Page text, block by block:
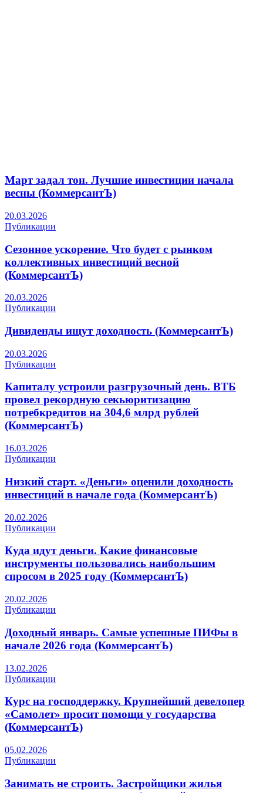
Март задал тон. Лучшие инвестиции начала
весны (КоммерсантЪ)
20.03.2026
Публикации
Сезонное ускорение. Что будет с рынком
коллективных инвестиций весной
(КоммерсантЪ)
20.03.2026
Публикации
Дивиденды ищут доходность (КоммерсантЪ)
20.03.2026
Публикации
Капиталу устроили разгрузочный день. ВТБ
провел рекордную секьюритизацию
потребкредитов на 304,6 млрд рублей
(КоммерсантЪ)
16.03.2026
Публикации
Низкий старт. «Деньги» оценили доходность
инвестиций в начале года (КоммерсантЪ)
20.02.2026
Публикации
Куда идут деньги. Какие финансовые
инструменты пользовались наибольшим
спросом в 2025 году (КоммерсантЪ)
20.02.2026
Публикации
Доходный январь. Самые успешные ПИФы в
начале 2026 года (КоммерсантЪ)
13.02.2026
Публикации
Курс на господдержку. Крупнейший девелопер
«Самолет» просит помощи у государства
(КоммерсантЪ)
05.02.2026
Публикации
Занимать не строить. Застройщики жилья